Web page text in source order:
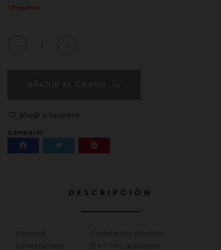
* Requerido
Añadir a favoritos
Compartir
Compartir Tuitear
DESCRIPCIÓN